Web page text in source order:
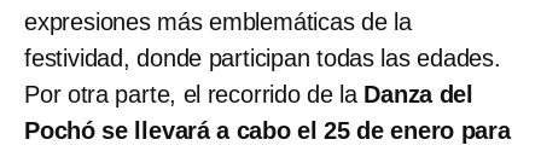
expresiones más emblemáticas de la
festividad, donde participan todas las edades.
Por otra parte, el recorrido de la Danza del
Pochó se llevará a cabo el 25 de enero para